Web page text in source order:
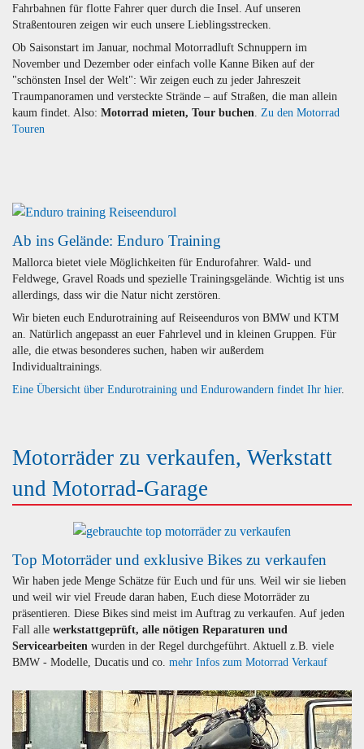
Fahrbahnen für flotte Fahrer quer durch die Insel. Auf unseren
Straßentouren zeigen wir euch unsere Lieblingsstrecken.
Ob Saisonstart im Januar, nochmal Motorradluft Schnuppern im
November und Dezember oder einfach volle Kanne Biken auf der
"schönsten Insel der Welt": Wir zeigen euch zu jeder Jahreszeit
Traumpanoramen und versteckte Strände – auf Straßen, die man allein
kaum findet. Also: Motorrad mieten, Tour buchen. Zu den Motorrad
Touren
Ab ins Gelände: Enduro Training
Mallorca bietet viele Möglichkeiten für Endurofahrer. Wald- und
Feldwege, Gravel Roads und spezielle Trainingsgelände. Wichtig ist uns
allerdings, dass wir die Natur nicht zerstören.
Wir bieten euch Endurotraining auf Reiseenduros von BMW und KTM
an. Natürlich angepasst an euer Fahrlevel und in kleinen Gruppen. Für
alle, die etwas besonderes suchen, haben wir außerdem
Individualtrainings.
Eine Übersicht über Endurotraining und Endurowandern findet Ihr hier.
Motorräder zu verkaufen, Werkstatt
und Motorrad-Garage
Top Motorräder und exklusive Bikes zu verkaufen
Wir haben jede Menge Schätze für Euch und für uns. Weil wir sie lieben
und weil wir viel Freude daran haben, Euch diese Motorräder zu
präsentieren. Diese Bikes sind meist im Auftrag zu verkaufen. Auf jeden
Fall alle werkstattgeprüft, alle nötigen Reparaturen und
Servicearbeiten wurden in der Regel durchgeführt. Aktuell z.B. viele
BMW - Modelle, Ducatis und co. mehr Infos zum Motorrad Verkauf